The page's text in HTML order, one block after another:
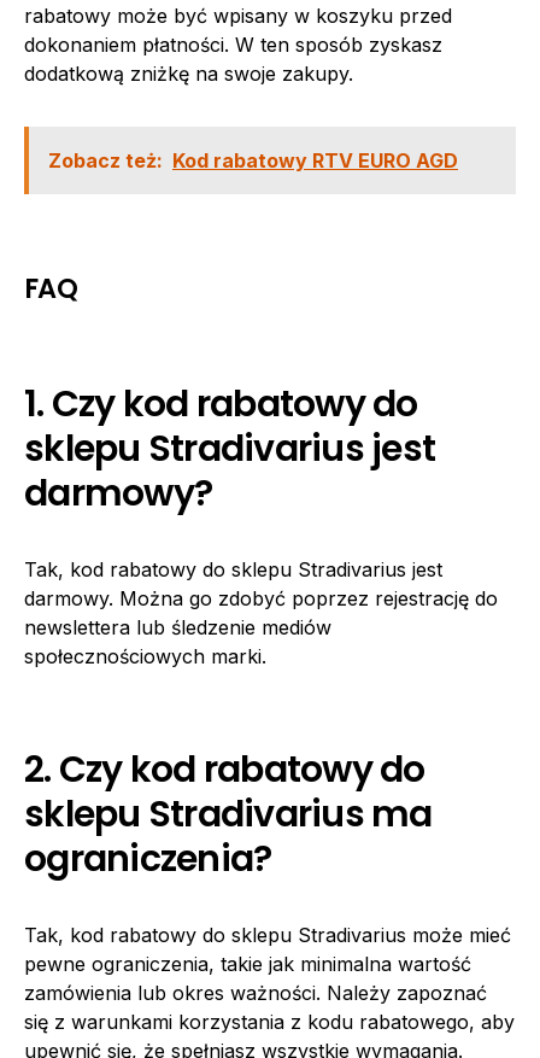
rabatowy może być wpisany w koszyku przed
dokonaniem płatności. W ten sposób zyskasz
dodatkową zniżkę na swoje zakupy.
Zobacz też: Kod rabatowy RTV EURO AGD
FAQ
1. Czy kod rabatowy do
sklepu Stradivarius jest
darmowy?
Tak, kod rabatowy do sklepu Stradivarius jest
darmowy. Można go zdobyć poprzez rejestrację do
newslettera lub śledzenie mediów
społecznościowych marki.
2. Czy kod rabatowy do
sklepu Stradivarius ma
ograniczenia?
Tak, kod rabatowy do sklepu Stradivarius może mieć
pewne ograniczenia, takie jak minimalna wartość
zamówienia lub okres ważności. Należy zapoznać
się z warunkami korzystania z kodu rabatowego, aby
upewnić się, że spełniasz wszystkie wymagania.